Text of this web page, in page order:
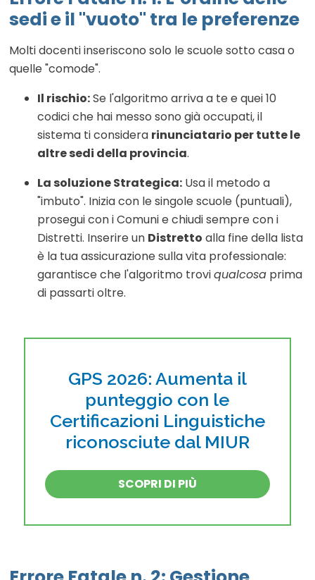
sedi e il "vuoto" tra le preferenze
Molti docenti inseriscono solo le scuole sotto casa o
quelle "comode".
Il rischio:Se l'algoritmo arriva a te e quei 10
codici che hai messo sono già occupati, il
sistema ti considera rinunciatario per tutte le
altre sedi della provincia.
La soluzione Strategica: Usa il metodo a
"imbuto". Inizia con le singole scuole (puntuali),
prosegui con i Comuni e chiudi sempre con i
Distretti. Inserire un Distretto alla fine della lista
è la tua assicurazione sulla vita professionale:
garantisce che l'algoritmo troviqualcosa prima
di passarti oltre.
GPS 2026: Aumenta il
punteggio con le
Certificazioni Linguistiche
riconosciute dal MIUR
SCOPRI DI PIÙ